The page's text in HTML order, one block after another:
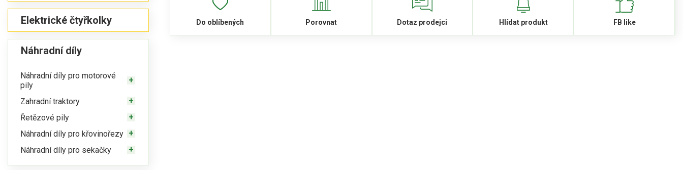
Elektrické čtyřkolky
Náhradní díly
Náhradní díly pro motorové
pily
Zahradní traktory
Řetězové pily
Náhradní díly pro křovinořezy
Náhradní díly pro sekačky
Do oblíbených Porovnat Dotaz prodejci Hlídat produkt FB like